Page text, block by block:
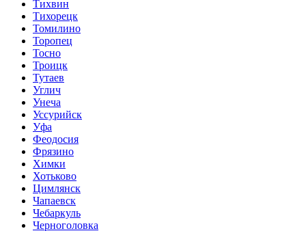
Тихвин
Тихорецк
Томилино
Торопец
Тосно
Троицк
Тутаев
Углич
Унеча
Уссурийск
Уфа
Феодосия
Фрязино
Химки
Хотьково
Цимлянск
Чапаевск
Чебаркуль
Черноголовка